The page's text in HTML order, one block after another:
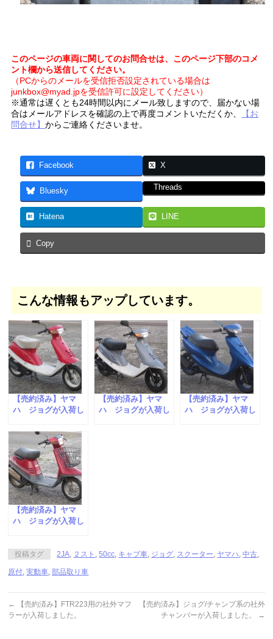
このページの車両に関してのお問合せは、このページ下部のコメ
ント欄から送信してください。
（PCからのメールを受信拒否設定されている場合は
junkbox@myad.jpを受信許可に設定してください）
※通常は遅くとも24時間以内にメール致しますので、届かない場
合はメールアドレスを確認の上で再度コメントいただくか、
【お
問合せ】からご連絡くださいませ。
Facebook X
Bluesky Threads
Hatena LINE
Copy
こんな情報もアップしています。
【売約済み】ヤマ
ハ ジョグが入荷し
【売約済み】ヤマ
ハ ジョグが入荷し
【売約済み】ヤマ
ハ ジョグが入荷し
【売約済み】ヤマ
ハ ジョグが入荷し
投稿タグ 2JA, ２スト ,50cc, キャブ車, ジョグ, スクーター, ヤマハ,中古,
原付,実動車,部品取り車
←
【売約済み】FTR223用の社外マフ
ラーが入荷しました。
【売約済み】ジョグ/チャンプ系の社外
チャンバーが入荷しました。
→